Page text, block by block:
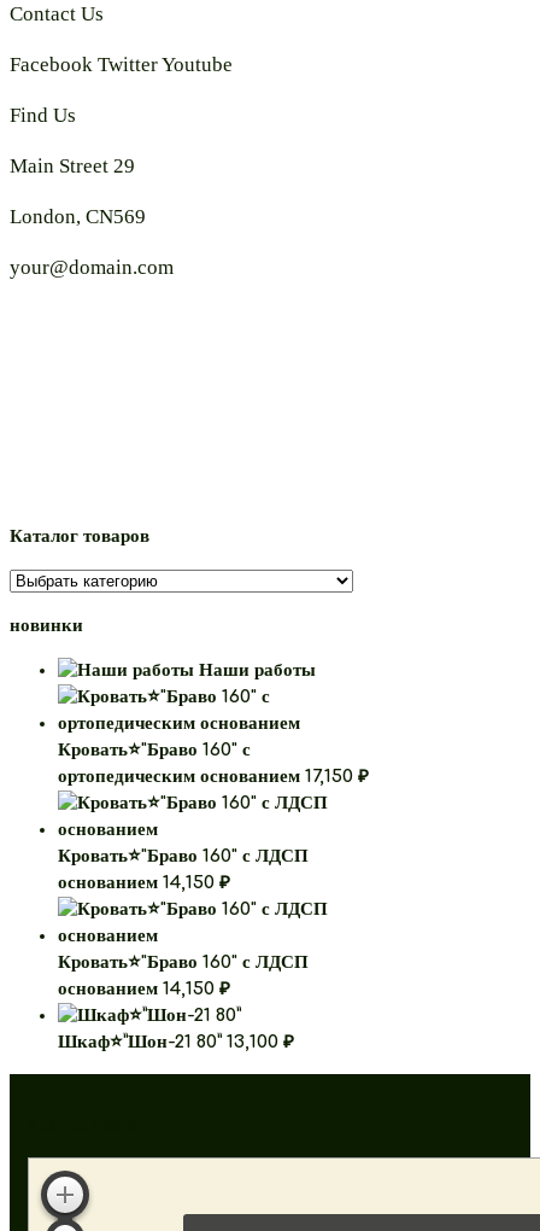
Contact Us
Facebook TwitterYoutube
Find Us
Main Street 29
London, CN569
your@domain.com
Каталог товаров
новинки
Наши работы
Кровать⭐"Браво 160" с
ортопедическим основанием 17,150 ₽
Кровать⭐"Браво 160" с ЛДСП
основанием 14,150 ₽
Кровать⭐"Браво 160" с ЛДСП
основанием 14,150 ₽
Шкаф⭐”Шон-21 80” 13,100 ₽